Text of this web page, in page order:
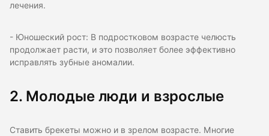
лечения.
- Юношеский рост: В подростковом возрасте челюсть
продолжает расти, и это позволяет более эффективно
исправлять зубные аномалии.
2. Молодые люди и взрослые
Ставить брекеты можно и в зрелом возрасте. Многие